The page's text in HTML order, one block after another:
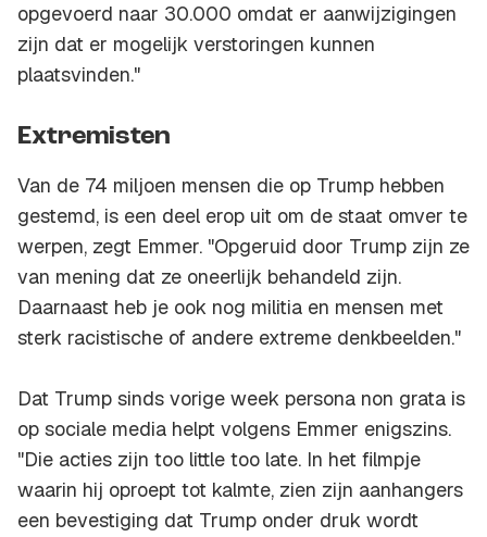
opgevoerd naar 30.000 omdat er aanwijzigingen
zijn dat er mogelijk verstoringen kunnen
plaatsvinden."
Extremisten
Van de 74 miljoen mensen die op Trump hebben
gestemd, is een deel erop uit om de staat omver te
werpen, zegt Emmer. "Opgeruid door Trump zijn ze
van mening dat ze oneerlijk behandeld zijn.
Daarnaast heb je ook nog militia en mensen met
sterk racistische of andere extreme denkbeelden."
Dat Trump sinds vorige week persona non grata is
op sociale media helpt volgens Emmer enigszins.
"Die acties zijn too little too late. In het filmpje
waarin hij oproept tot kalmte, zien zijn aanhangers
een bevestiging dat Trump onder druk wordt